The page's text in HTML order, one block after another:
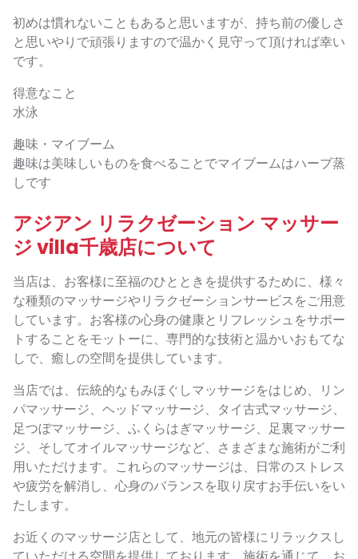
初めは慣れないこともあると思いますが、持ち前の優しさ
と思いやりで頑張りますので温かく見守って頂ければ幸い
です。
得意なこと
水泳
趣味・マイブーム
趣味は美味しいものを食べることでマイブームはハーブ蒸
しです
アジアン リラクゼーション マッサー
ジ villa千歳店について
当店は、お客様に至福のひとときを提供するために、様々
な種類のマッサージやリラクゼーションサービスをご用意
しています。お客様の心身の健康とリフレッシュをサポー
トすることをモットーに、専門的な技術と温かいおもてな
しで、癒しの空間を提供しています。
当店では、伝統的なもみほぐしマッサージをはじめ、リン
パマッサージ、ヘッドマッサージ、タイ古式マッサージ、
足つぼマッサージ、ふくらはぎマッサージ、足裏マッサー
ジ、そしてオイルマッサージなど、さまざまな施術がご利
用いただけます。これらのマッサージは、日常のストレス
や疲労を解消し、心身のバランスを取り戻すお手伝いをい
たします。
お近くのマッサージ店として、地元の皆様にリラックスし